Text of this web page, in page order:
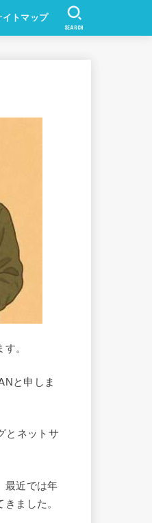
イトマップ
SEARCH
。
と申しま
とネットサ
最近では年
ました。